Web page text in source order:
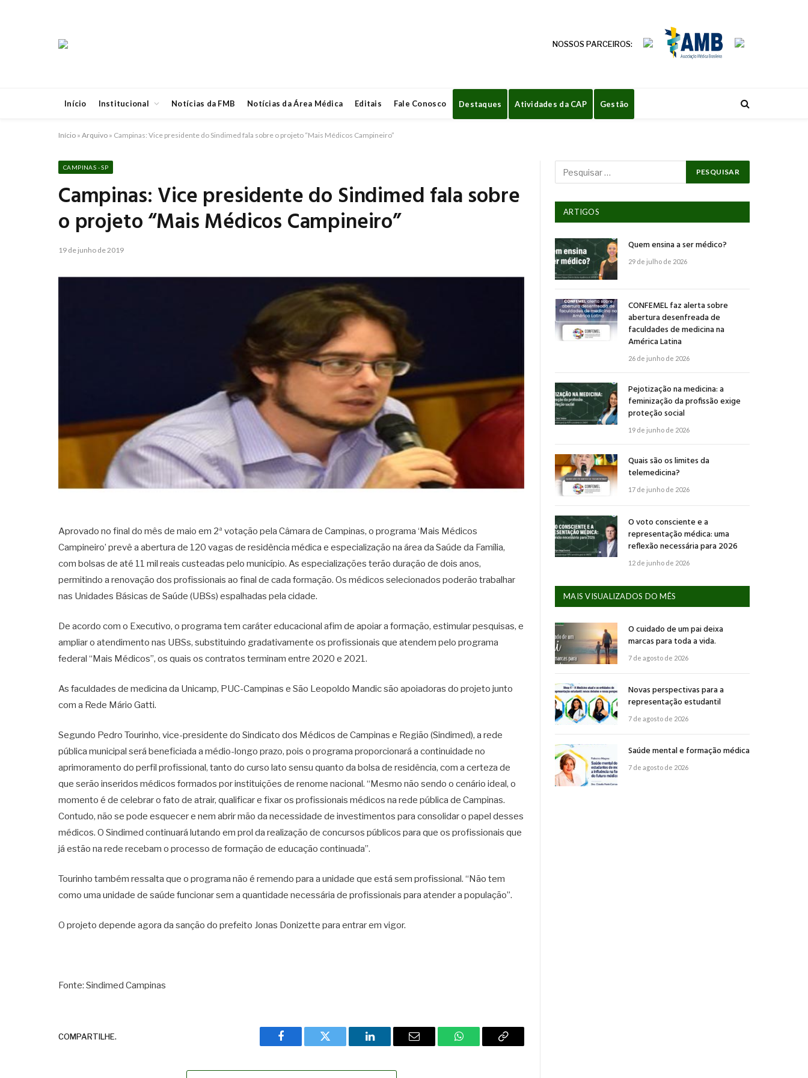
NOSSOS PARCEIROS:
Início Institucional Notícias da FMB Notícias da Área Médica Editais Fale Conosco Destaques Atividades da CAP Gestão
Início » Arquivo » Campinas: Vice presidente do Sindimed fala sobre o projeto “Mais Médicos Campineiro”
CAMPINAS - SP
Campinas: Vice presidente do Sindimed fala sobre
o projeto “Mais Médicos Campineiro”
19 de junho de 2019
Aprovado no final do mês de maio em 2ª votação pela Câmara de Campinas, o programa ‘Mais Médicos
Campineiro’ prevê a abertura de 120 vagas de residência médica e especialização na área da Saúde da Família,
com bolsas de até 11 mil reais custeadas pelo município. As especializações terão duração de dois anos,
permitindo a renovação dos profissionais ao final de cada formação. Os médicos selecionados poderão trabalhar
nas Unidades Básicas de Saúde (UBSs) espalhadas pela cidade.
De acordo com o Executivo, o programa tem caráter educacional afim de apoiar a formação, estimular pesquisas, e
ampliar o atendimento nas UBSs, substituindo gradativamente os profissionais que atendem pelo programa
federal “Mais Médicos”, os quais os contratos terminam entre 2020 e 2021.
As faculdades de medicina da Unicamp, PUC-Campinas e São Leopoldo Mandic são apoiadoras do projeto junto
com a Rede Mário Gatti.
Segundo Pedro Tourinho, vice-presidente do Sindicato dos Médicos de Campinas e Região (Sindimed), a rede
pública municipal será beneficiada a médio-longo prazo, pois o programa proporcionará a continuidade no
aprimoramento do perfil profissional, tanto do curso lato sensu quanto da bolsa de residência, com a certeza de
que serão inseridos médicos formados por instituições de renome nacional. “Mesmo não sendo o cenário ideal, o
momento é de celebrar o fato de atrair, qualificar e fixar os profissionais médicos na rede pública de Campinas.
Contudo, não se pode esquecer e nem abrir mão da necessidade de investimentos para consolidar o papel desses
médicos. O Sindimed continuará lutando em prol da realização de concursos públicos para que os profissionais que
já estão na rede recebam o processo de formação de educação continuada”.
Tourinho também ressalta que o programa não é remendo para a unidade que está sem profissional. “Não tem
como uma unidade de saúde funcionar sem a quantidade necessária de profissionais para atender a população”.
O projeto depende agora da sanção do prefeito Jonas Donizette para entrar em vigor.
Fonte: Sindimed Campinas
COMPARTILHE.
Facebook Twitter LinkedIn Email WhatsAppCopy
ARTIGOS
Quem ensina a ser médico?
29 de julho de 2026
CONFEMEL faz alerta sobre
abertura desenfreada de
faculdades de medicina na
América Latina
26 de junho de 2026
Pejotização na medicina: a
feminização da profissão exige
proteção social
19 de junho de 2026
Quais são os limites da
telemedicina?
17 de junho de 2026
O voto consciente e a
representação médica: uma
reflexão necessária para 2026
12 de junho de 2026
MAIS VISUALIZADOS DO MÊS
O cuidado de um pai deixa
marcas para toda a vida.
7 de agosto de 2026
Novas perspectivas para a
representação estudantil
7 de agosto de 2026
Saúde mental e formação médica
7 de agosto de 2026